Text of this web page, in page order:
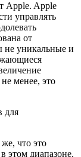
Apple. Apple
управлять
от
не уникальные и
менее, это
для
что это
этом диапазоне,